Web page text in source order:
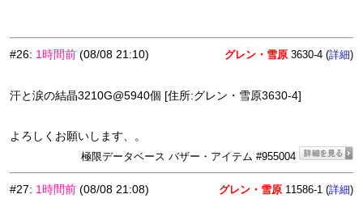
#26: 1時間前 (08/08 21:10) グレン・雪原 3630-4 (詳細)
汗と涙の結晶3210G@5940個 [住所:グレン・雪原3630-4]
よろしくお願いします、。
極限データベース バザー・アイテム #955004
#27: 1時間前 (08/08 21:08) グレン・雪原 11586-1 (詳細)